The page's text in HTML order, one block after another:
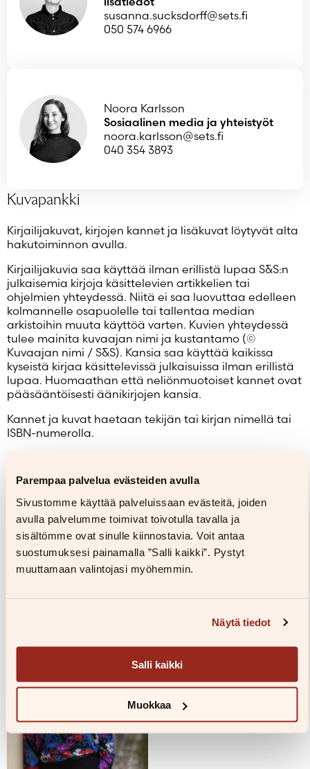
Parempaa palvelua evästeiden avulla
Sivustomme käyttää palveluissaan evästeitä, joiden
avulla palvelumme toimivat toivotulla tavalla ja
sisältömme ovat sinulle kiinnostavia. Voit antaa
suostumuksesi painamalla ”Salli kaikki”. Pystyt
muuttamaan valintojasi myöhemmin.
Näytä tiedot
Salli kaikki
Muokkaa
susanna.sucksdorff@sets.fi
050 574 6966
Noora Karlsson
Sosiaalinen media ja yhteistyöt
noora.karlsson@sets.fi
040 354 3893
Kuvapankki
Kirjailijakuvat, kirjojen kannet ja lisäkuvat löytyvät alta
hakutoiminnon avulla.
Kirjailijakuvia saa käyttää ilman erillistä lupaa S&S:n
julkaisemia kirjoja käsittelevien artikkelien tai
ohjelmien yhteydessä. Niitä ei saa luovuttaa edelleen
kolmannelle osapuolelle tai tallentaa median
arkistoihin muuta käyttöä varten. Kuvien yhteydessä
tulee mainita kuvaajan nimi ja kustantamo (©
Kuvaajan nimi / S&S). Kansia saa käyttää kaikissa
kyseistä kirjaa käsittelevissä julkaisuissa ilman erillistä
lupaa. Huomaathan että neliönmuotoiset kannet ovat
pääsääntöisesti äänikirjojen kansia.
Kannet ja kuvat haetaan tekijän tai kirjan nimellä tai
ISBN-numerolla.
Niina Kivilä
Kuvaaja: Susanna Kekkonen
Lataa